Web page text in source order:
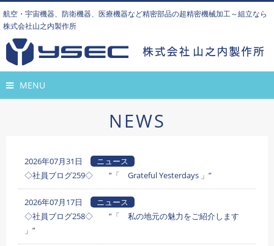
航空・宇宙機器、防衛機器、医療機器など精密部品の超精密機械加工～組立なら
株式会社山之内製作所
MENU
NEWS
2026年07月31日
ニュース
◇社員ブログ259◇ ”「 Grateful Yesterdays 」”
2026年07月17日
ニュース
◇社員ブログ258◇ ”「 私の地元の魅力をご紹介します
」”